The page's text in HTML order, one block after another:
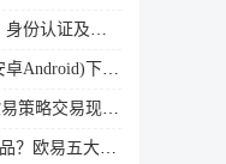
安全设置教程
下载图文教程
网格新手操作流程
险理财产品详细介绍